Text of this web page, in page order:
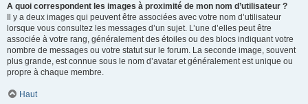
A quoi correspondent les images à proximité de mon nom d’utilisateur ?
Il y a deux images qui peuvent être associées avec votre nom d’utilisateur
lorsque vous consultez les messages d’un sujet. L’une d’elles peut être
associée à votre rang, généralement des étoiles ou des blocs indiquant votre
nombre de messages ou votre statut sur le forum. La seconde image, souvent
plus grande, est connue sous le nom d’avatar et généralement est unique ou
propre à chaque membre.
Haut